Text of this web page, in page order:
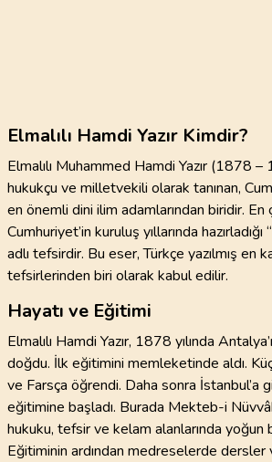
Elmalılı Hamdi Yazır Kimdir?
Elmalılı Muhammed Hamdi Yazır (1878
hukukçu ve milletvekili olarak tanınan,
en önemli dini ilim adamlarından biridir. En
Cumhuriyet’in kuruluş yıllarında
adlı tefsirdir. Bu eser, Türkçe yazılmış en
tefsirlerinden biri olarak kabul edilir.
Hayatı ve Eğitimi
Elmalılı Hamdi Yazır, 1878 yılında
doğdu. İlk eğitimini memleketinde aldı.
ve Farsça öğrendi. Daha sonra İstanbul’a
eğitimine başladı. Burada Mekteb-i
hukuku, tefsir ve kelam alanlarında yoğun
Eğitiminin ardından medreselerde